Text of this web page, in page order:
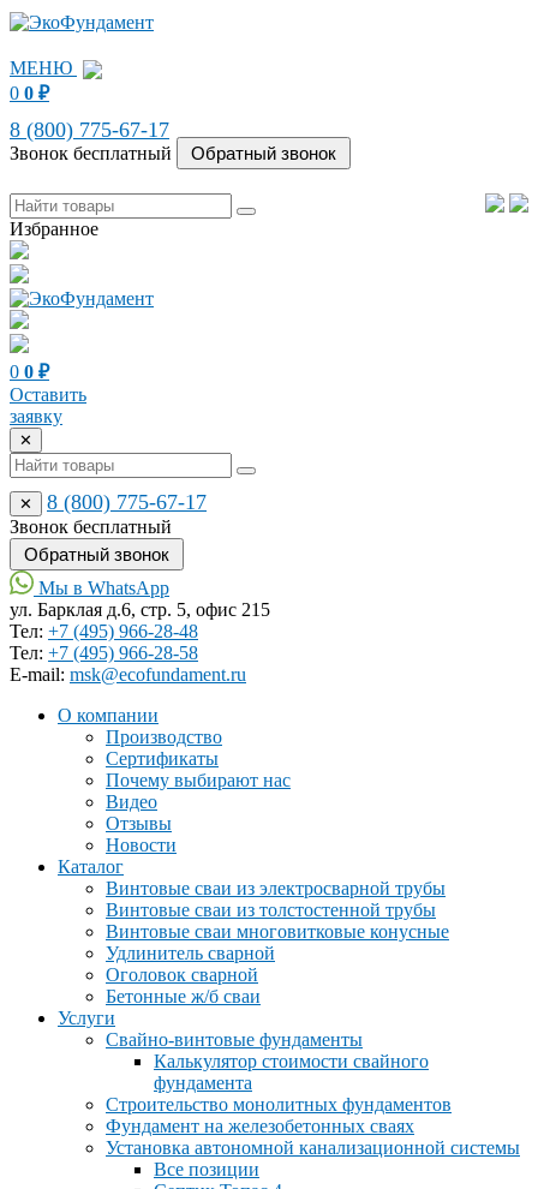
МЕНЮ
0 0 ₽
8 (800) 775-67-17
Звонок бесплатный
Избранное
0 0 ₽
Оставить
заявку
✕
✕ 8 (800) 775-67-17
Звонок бесплатный
Мы в WhatsApp
ул. Барклая д.6, стр. 5, офис 215
Тел: +7 (495) 966-28-48
Тел: +7 (495) 966-28-58
Е-mail: msk@ecofundament.ru
О компании
Производство
Сертификаты
Почему выбирают нас
Видео
Отзывы
Новости
Каталог
Винтовые сваи из электросварной трубы
Винтовые сваи из толстостенной трубы
Винтовые сваи многовитковые конусные
Удлинитель сварной
Оголовок сварной
Бетонные ж/б сваи
Услуги
Свайно-винтовые фундаменты
Калькулятор стоимости свайного
фундамента
Строительство монолитных фундаментов
Фундамент на железобетонных сваях
Установка автономной канализационной системы
Все позиции